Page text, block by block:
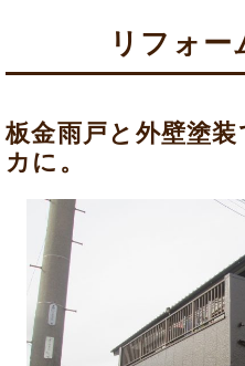
リフォー
板金雨戸と外壁塗
カに。